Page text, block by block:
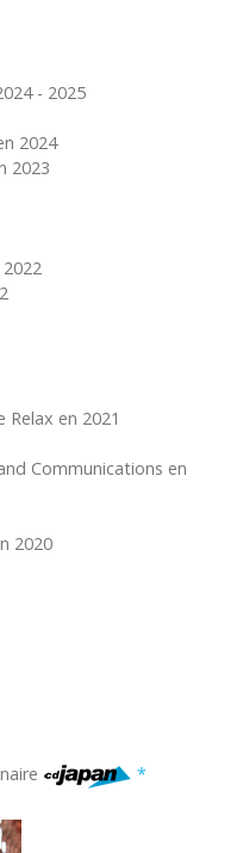
- 2025
2024
2023
Relax en 2021
Communications en
2020
*